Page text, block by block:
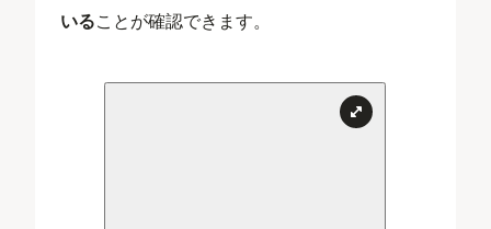
いることが確認できます。